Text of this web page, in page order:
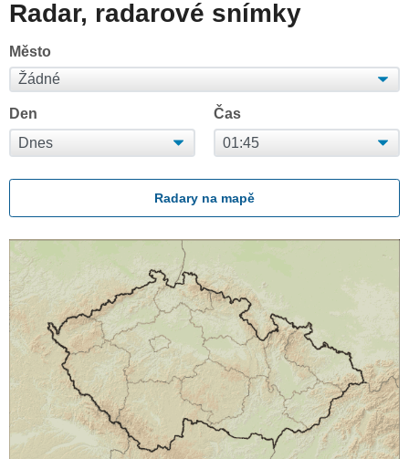
Radar, radarové snímky
Město
Den Čas
Radary na mapě